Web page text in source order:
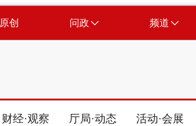
原创 问政 频道
财经·观察 厅局·动态 活动·会展